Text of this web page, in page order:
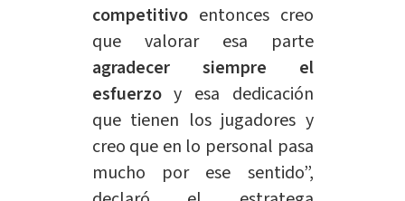
competitivo entonces creo
que valorar esa parte
agradecer siempre el
esfuerzoy esa dedicación
que tienen los jugadores y
creo que en lo personal pasa
mucho por ese sentido”,